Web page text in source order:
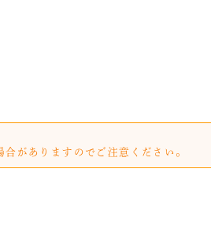
がありますのでご注意ください。